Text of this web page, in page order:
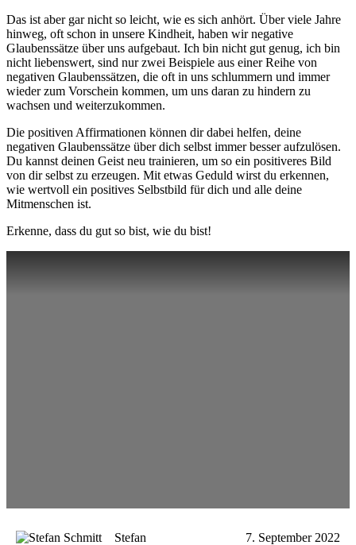
Das ist aber gar nicht so leicht, wie es sich anhört. Über viele Jahre
hinweg, oft schon in unsere Kindheit, haben wir negative
Glaubenssätze über uns aufgebaut. Ich bin nicht gut genug, ich bin
nicht liebenswert, sind nur zwei Beispiele aus einer Reihe von
negativen Glaubenssätzen, die oft in uns schlummern und immer
wieder zum Vorschein kommen, um uns daran zu hindern zu
wachsen und weiterzukommen.
Die positiven Affirmationen können dir dabei helfen, deine
negativen Glaubenssätze über dich selbst immer besser aufzulösen.
Du kannst deinen Geist neu trainieren, um so ein positiveres Bild
von dir selbst zu erzeugen. Mit etwas Geduld wirst du erkennen,
wie wertvoll ein positives Selbstbild für dich und alle deine
Mitmenschen ist.
Erkenne, dass du gut so bist, wie du bist!
Stefan 7. September 2022